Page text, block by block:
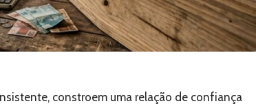
constroem uma relação de confiança